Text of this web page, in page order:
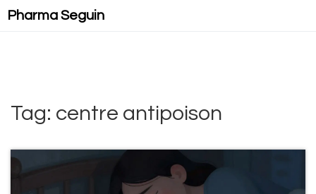
Pharma Seguin
Tag: centre antipoison